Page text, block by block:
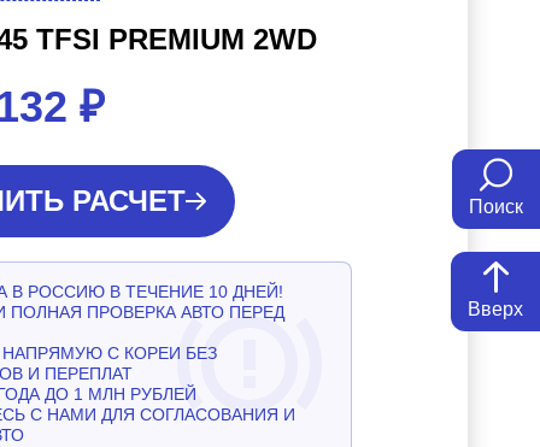
Поиск
Вверх
TFSI PREMIUM 2WD
₽
РАСЧЕТ
В РОССИЮ В ТЕЧЕНИЕ 10 ДНЕЙ!
ПОЛНАЯ ПРОВЕРКА АВТО ПЕРЕД
С КОРЕИ БЕЗ
И ПЕРЕПЛАТ
ДО 1 МЛН РУБЛЕЙ
С НАМИ ДЛЯ СОГЛАСОВАНИЯ И